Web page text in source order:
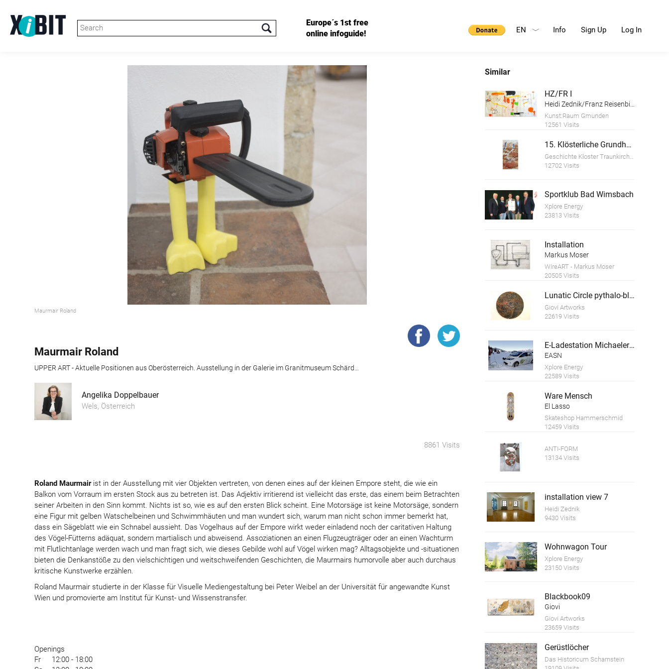
Europe´s 1st free
online infoguide!
Info Sign Up Log In
EN
Maurmair Roland
Maurmair Roland
Angelika Doppelbauer
Wels, Österreich
8861 Visits
Roland Maurmairist in der Ausstellung mit vier Objekten vertreten, von denen eines auf der kleinen Empore steht, die wie ein
Balkon vom Vorraum im ersten Stock aus zu betreten ist. Das Adjektiv irritierend ist vielleicht das erste, das einem beim Betrachten
seiner Arbeiten in den Sinn kommt. Nichts ist so, wie es auf den ersten Blick scheint. Eine Motorsäge ist keine Motorsäge, sondern
eine Figur mit gelben Watschelbeinen und Schwimmhäuten und man wundert sich, warum man nicht schon immer bemerkt hat,
dass ein Sägeblatt wie ein Schnabel aussieht. Das Vogelhaus auf der Empore wirkt weder einladend noch der caritativen Haltung
des Vögel-Fütterns adäquat, sondern martialisch und abweisend. Assoziationen an einen Flugzeugträger oder an einen Wachturm
mit Flutlichtanlage werden wach und man fragt sich, wie dieses Gebilde wohl auf Vögel wirken mag? Alltagsobjekte und -situationen
bieten die Denkanstöße zu den vielschichtigen und weitschweifenden Geschichten, die Maurmairs humorvolle aber auch durchaus
kritische Kunstwerke erzählen.
Roland Maurmair studierte in der Klasse für Visuelle Mediengestaltung bei Peter Weibel an der Universität für angewandte Kunst
Wien und promovierte am Institut für Kunst- und Wissenstransfer.
Openings
Fr
12:00 - 18:00
Similar
HZ/FR I
Kunst:Raum Gmunden
12561 Visits
15. Klösterliche Grundherrschaft
Geschichte Kloster Traunkirchen
12702 Visits
Sportklub Bad Wimsbach
Xplore Energy
23813 Visits
Installation
Markus Moser
WireART - Markus Moser
20505 Visits
Lunatic Circle pythalo-blau und rot
Giovi Artworks
22619 Visits
E-Ladestation Michaelerberghaus
EASN
Xplore Energy
22589 Visits
Ware Mensch
El Lasso
Skateshop Hammerschmid
12459 Visits
ANTI-FORM
13134 Visits
installation view 7
Heidi Zednik
9430 Visits
Wohnwagon Tour
Xplore Energy
23150 Visits
Blackbook09
Giovi
Giovi Artworks
23659 Visits
Gerüstlöcher
Das Historicum Scharnstein